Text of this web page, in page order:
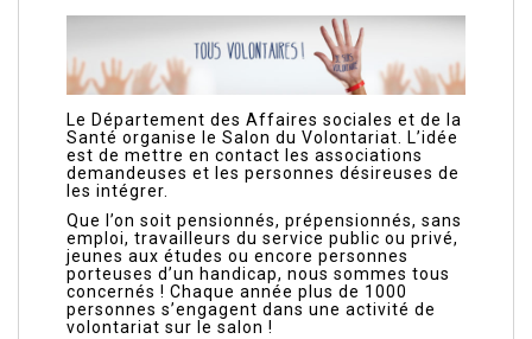
Le Département des Affaires sociales et de la
Santé organise le Salon du Volontariat. L’idée
est de mettre en contact les associations
demandeuses et les personnes désireuses de
les intégrer.
Que l’on soit pensionnés, prépensionnés, sans
emploi, travailleurs du service public ou privé,
jeunes aux études ou encore personnes
porteuses d’un handicap, nous sommes tous
concernés ! Chaque année plus de 1000
personnes s’engagent dans une activité de
volontariat sur le salon !